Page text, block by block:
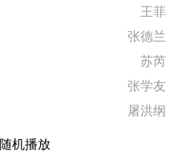
王菲
张德兰
苏芮
张学友
屠洪纲
随机播放